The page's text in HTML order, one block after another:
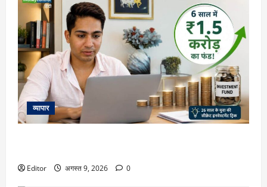
व्यापार
Editor अगस्त 9, 2026 0